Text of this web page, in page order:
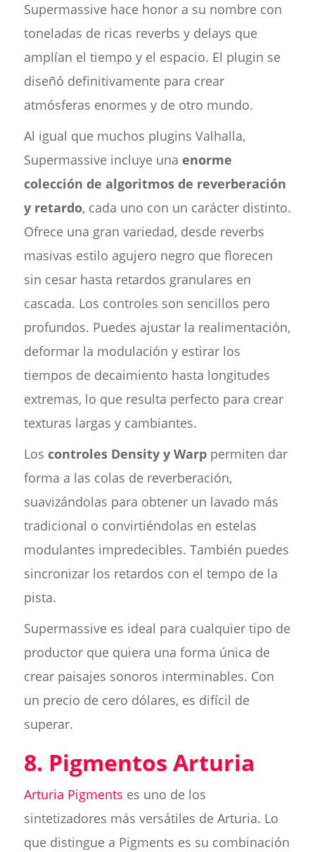
Supermassive hace honor a su nombre con
toneladas de ricas reverbs y delays que
amplían el tiempo y el espacio. El plugin se
diseñó definitivamente para crear
atmósferas enormes y de otro mundo.
Al igual que muchos plugins Valhalla,
Supermassive incluye una enorme
colección de algoritmos de reverberación
y retardo, cada uno con un carácter distinto.
Ofrece una gran variedad, desde reverbs
masivas estilo agujero negro que florecen
sin cesar hasta retardos granulares en
cascada. Los controles son sencillos pero
profundos. Puedes ajustar la realimentación,
deformar la modulación y estirar los
tiempos de decaimiento hasta longitudes
extremas, lo que resulta perfecto para crear
texturas largas y cambiantes.
Los controles Density y Warppermiten dar
forma a las colas de reverberación,
suavizándolas para obtener un lavado más
tradicional o convirtiéndolas en estelas
modulantes impredecibles. También puedes
sincronizar los retardos con el tempo de la
pista.
Supermassive es ideal para cualquier tipo de
productor que quiera una forma única de
crear paisajes sonoros interminables. Con
un precio de cero dólares, es difícil de
superar.
8. Pigmentos Arturia
Arturia Pigments es uno de los
sintetizadores más versátiles de Arturia. Lo
que distingue a Pigments es su combinación